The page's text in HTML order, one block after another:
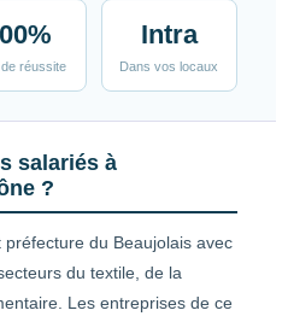
réussite
Intra
Dans vos locaux
salariés à
?
du Beaujolais avec
du textile, de la
Les entreprises de ce